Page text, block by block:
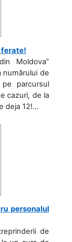
ferate!
Moldova”
numărului de
parcursul
cazuri, de la
deja 12!...
personalul
de